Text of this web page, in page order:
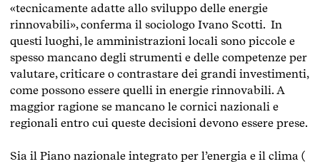
«tecnicamente adatte allo sviluppo delle energie
rinnovabili», conferma il sociologo Ivano Scotti. In
questi luoghi, le amministrazioni locali sono piccole e
spesso mancano degli strumenti e delle competenze per
valutare, criticare o contrastare dei grandi investimenti,
come possono essere quelli in energie rinnovabili. A
maggior ragione se mancano le cornici nazionali e
regionali entro cui queste decisioni devono essere prese.
Sia il Piano nazionale integrato per l’energia e il clima (